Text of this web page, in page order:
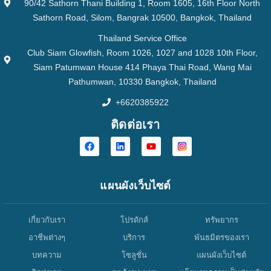
90/42 Sathorn Thani Building 1, Room 1605, 16th Floor North
Sathorn Road, Silom, Bangrak 10500, Bangkok, Thailand
Thailand Service Office
Club Siam Glowfish, Room 1026, 1027 and 1028 10th Floor,
Siam Patumwan House 414 Phaya Thai Road, Wang Mai
Pathumwan, 10330 Bangkok, Thailand
+6620385922
ติดต่อเรา
แผนผังเว็บไซต์
เกี่ยวกับเรา
อาชีพต่างๆ
บทความ
โปรดักส์
บริการ
โซลูชั่น
ทรัพยากร
พันธมิตรของเรา
แผนผังเว็บไซต์